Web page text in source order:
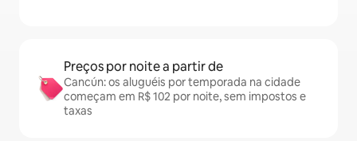
Preços por noite a partir de
Cancún: os aluguéis por temporada na cidade
começam em R$ 102 por noite, sem impostos e
taxas